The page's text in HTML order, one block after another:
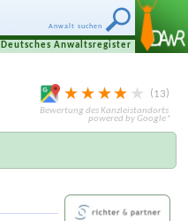
Anwalt suchen
Deutsches Anwaltsregister
13